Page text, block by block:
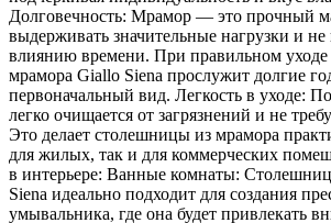
Долговечность: Мрамор — это прочный
выдерживать значительные нагрузки и
влиянию времени. При правильном уходе
мрамора Giallo Siena прослужит долгие
первоначальный вид. Легкость в уходе:
легко очищается от загрязнений и не
Это делает столешницы из мрамора
для жилых, так и для коммерческих
в интерьере: Ванные комнаты:
Siena идеально подходит для создания
умывальника, где она будет привлекать